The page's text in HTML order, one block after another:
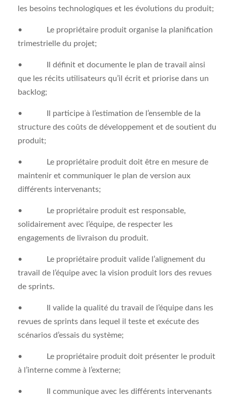
les besoins technologiques et les évolutions du produit;
• Le propriétaire produit organise la planification
trimestrielle du projet;
• Il définit et documente le plan de travail ainsi
que les récits utilisateurs qu’il écrit et priorise dans un
backlog;
• Il participe à l’estimation de l’ensemble de la
structure des coûts de développement et de soutient du
produit;
• Le propriétaire produit doit être en mesure de
maintenir et communiquer le plan de version aux
différents intervenants;
• Le propriétaire produit est responsable,
solidairement avec l’équipe, de respecter les
engagements de livraison du produit.
• Le propriétaire produit valide l’alignement du
travail de l’équipe avec la vision produit lors des revues
de sprints.
• Il valide la qualité du travail de l’équipe dans les
revues de sprints dans lequel il teste et exécute des
scénarios d’essais du système;
• Le propriétaire produit doit présenter le produit
à l’interne comme à l’externe;
• Il communique avec les différents intervenants